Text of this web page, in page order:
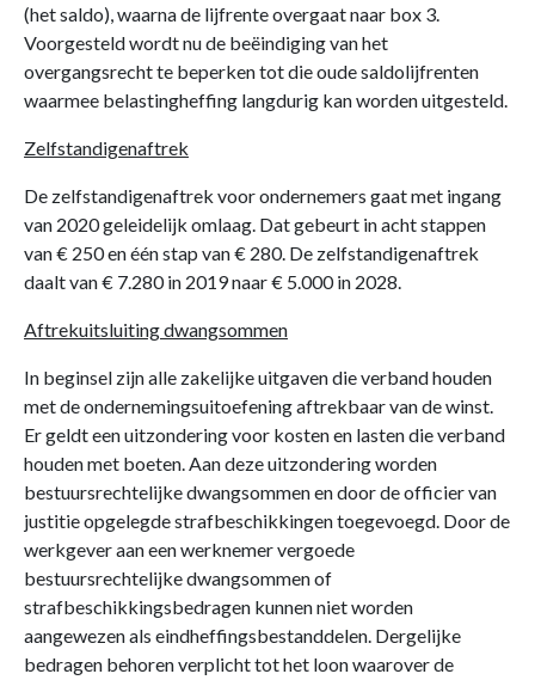
(het saldo), waarna de lijfrente overgaat naar box 3.
Voorgesteld wordt nu de beëindiging van het
overgangsrecht te beperken tot die oude saldolijfrenten
waarmee belastingheffing langdurig kan worden uitgesteld.
Zelfstandigenaftrek
De zelfstandigenaftrek voor ondernemers gaat met ingang
van 2020 geleidelijk omlaag. Dat gebeurt in acht stappen
van € 250 en één stap van € 280. De zelfstandigenaftrek
daalt van € 7.280 in 2019 naar € 5.000 in 2028.
Aftrekuitsluiting dwangsommen
In beginsel zijn alle zakelijke uitgaven die verband houden
met de ondernemingsuitoefening aftrekbaar van de winst.
Er geldt een uitzondering voor kosten en lasten die verband
houden met boeten. Aan deze uitzondering worden
bestuursrechtelijke dwangsommen en door de officier van
justitie opgelegde strafbeschikkingen toegevoegd. Door de
werkgever aan een werknemer vergoede
bestuursrechtelijke dwangsommen of
strafbeschikkingsbedragen kunnen niet worden
aangewezen als eindheffingsbestanddelen. Dergelijke
bedragen behoren verplicht tot het loon waarover de